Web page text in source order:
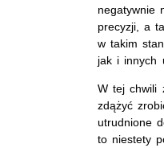
negatywnie
precyzji, a
w takim
jak i innych
W tej chwili
zdążyć
utrudnione
to niestety